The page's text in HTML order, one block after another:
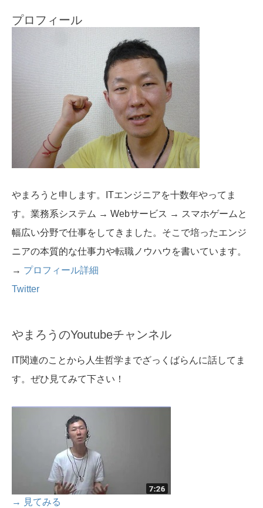
プロフィール
やまろうと申します。ITエンジニアを十数年やってま
す。業務系システム → Webサービス → スマホゲームと
幅広い分野で仕事をしてきました。そこで培ったエンジ
ニアの本質的な仕事力や転職ノウハウを書いています。
→ プロフィール詳細
Twitter
やまろうのYoutubeチャンネル
IT関連のことから人生哲学までざっくばらんに話してま
す。ぜひ見てみて下さい！
→ 見てみる